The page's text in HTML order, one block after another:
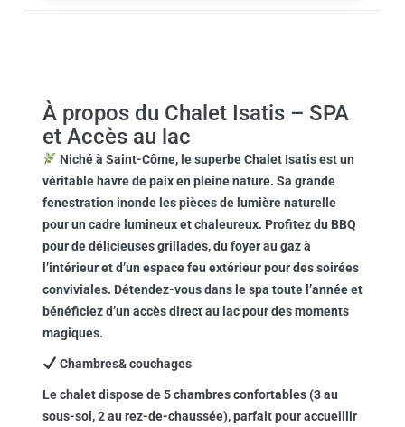
À propos du Chalet Isatis – SPA
et Accès au lac
Niché à Saint-Côme, le superbeChalet Isatisest un
véritable havre de paix en pleine nature. Sa grande
fenestration inonde les pièces de lumière naturelle
pour un cadre lumineux et chaleureux. Profitez du BBQ
pour de délicieuses grillades, du foyer au gaz à
l’intérieur et d’un espace feu extérieur pour des soirées
conviviales. Détendez-vous dans le spa toute l’année et
bénéficiez d’un accès direct au lac pour des moments
magiques.
Chambres& couchages
Le chalet dispose de 5 chambres confortables (3 au
sous-sol, 2 au rez-de-chaussée), parfait pour accueillir